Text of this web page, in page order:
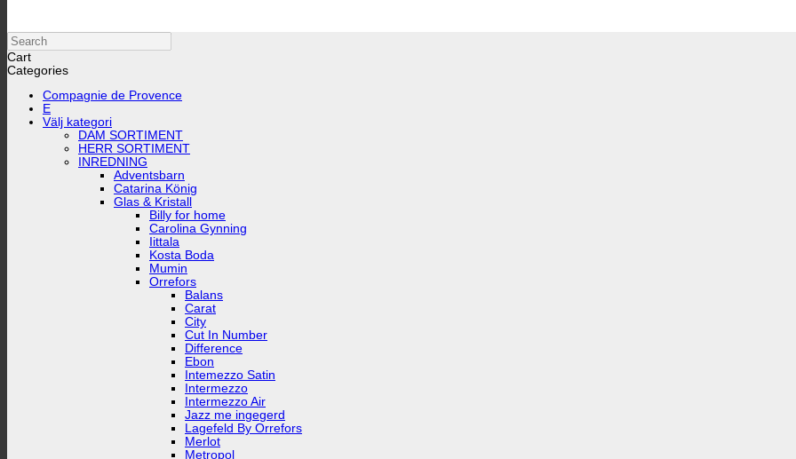
Search
Cart
Categories
Compagnie de Provence
E
Välj kategori
DAM SORTIMENT
HERR SORTIMENT
INREDNING
Adventsbarn
Catarina König
Glas & Kristall
Billy for home
Carolina Gynning
Iittala
Kosta Boda
Mumin
Orrefors
Balans
Carat
City
Cut In Number
Difference
Ebon
Intemezzo Satin
Intermezzo
Intermezzo Air
Jazz me ingegerd
Lagefeld By Orrefors
Merlot
Metropol